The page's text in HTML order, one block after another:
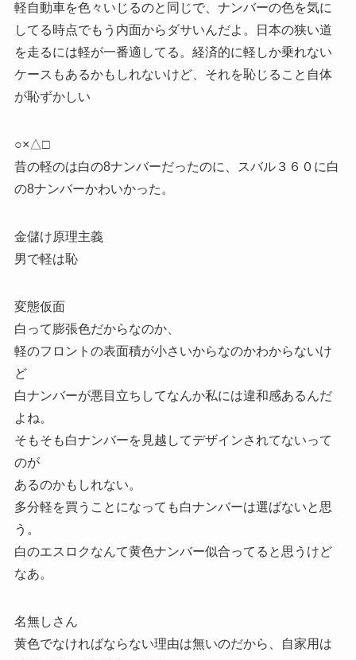
軽自動車を色々いじるのと同じで、ナンバーの色を気に
してる時点でもう内面からダサいんだよ。日本の狭い道
を走るには軽が一番適してる。経済的に軽しか乗れない
ケースもあるかもしれないけど、それを恥じること自体
が恥ずかしい
○×△□
昔の軽のは白の8ナンバーだったのに、スバル３６０に白
の8ナンバーかわいかった。
金儲け原理主義
男で軽は恥
変態仮面
白って膨張色だからなのか、
軽のフロントの表面積が小さいからなのかわからないけ
ど
白ナンバーが悪目立ちしてなんか私には違和感あるんだ
よね。
そもそも白ナンバーを見越してデザインされてないって
のが
あるのかもしれない。
多分軽を買うことになっても白ナンバーは選ばないと思
う。
白のエスロクなんて黄色ナンバー似合ってると思うけど
なあ。
名無しさん
黄色でなければならない理由は無いのだから、自家用は